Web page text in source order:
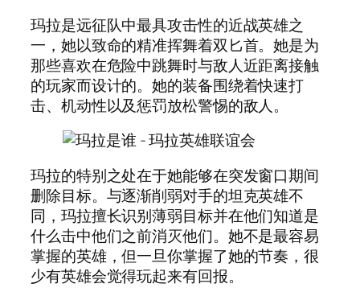
玛拉是远征队中最具攻击性的近战英雄之
一，她以致命的精准挥舞着双匕首。她是为
那些喜欢在危险中跳舞时与敌人近距离接触
的玩家而设计的。她的装备围绕着快速打
击、机动性以及惩罚放松警惕的敌人。
玛拉的特别之处在于她能够在突发窗口期间
删除目标。与逐渐削弱对手的坦克英雄不
同，玛拉擅长识别薄弱目标并在他们知道是
什么击中他们之前消灭他们。她不是最容易
掌握的英雄，但一旦你掌握了她的节奏，很
少有英雄会觉得玩起来有回报。